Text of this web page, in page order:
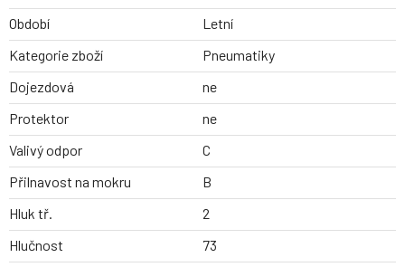
Období
Letní
Kategorie zboží
Pneumatiky
Dojezdová
ne
Protektor
ne
Valivý odpor
C
Přilnavost na mokru
B
Hluk tř.
2
Hlučnost
73